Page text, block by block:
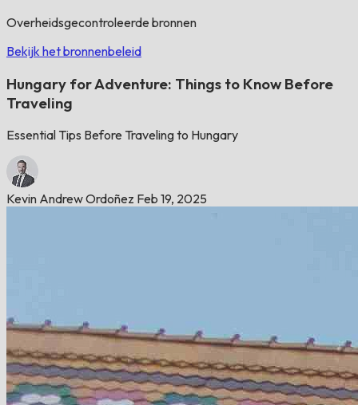
Overheidsgecontroleerde bronnen
Bekijk het bronnenbeleid
Hungary for Adventure: Things to Know Before
Traveling
Essential Tips Before Traveling to Hungary
Kevin Andrew Ordoñez Feb 19, 2025